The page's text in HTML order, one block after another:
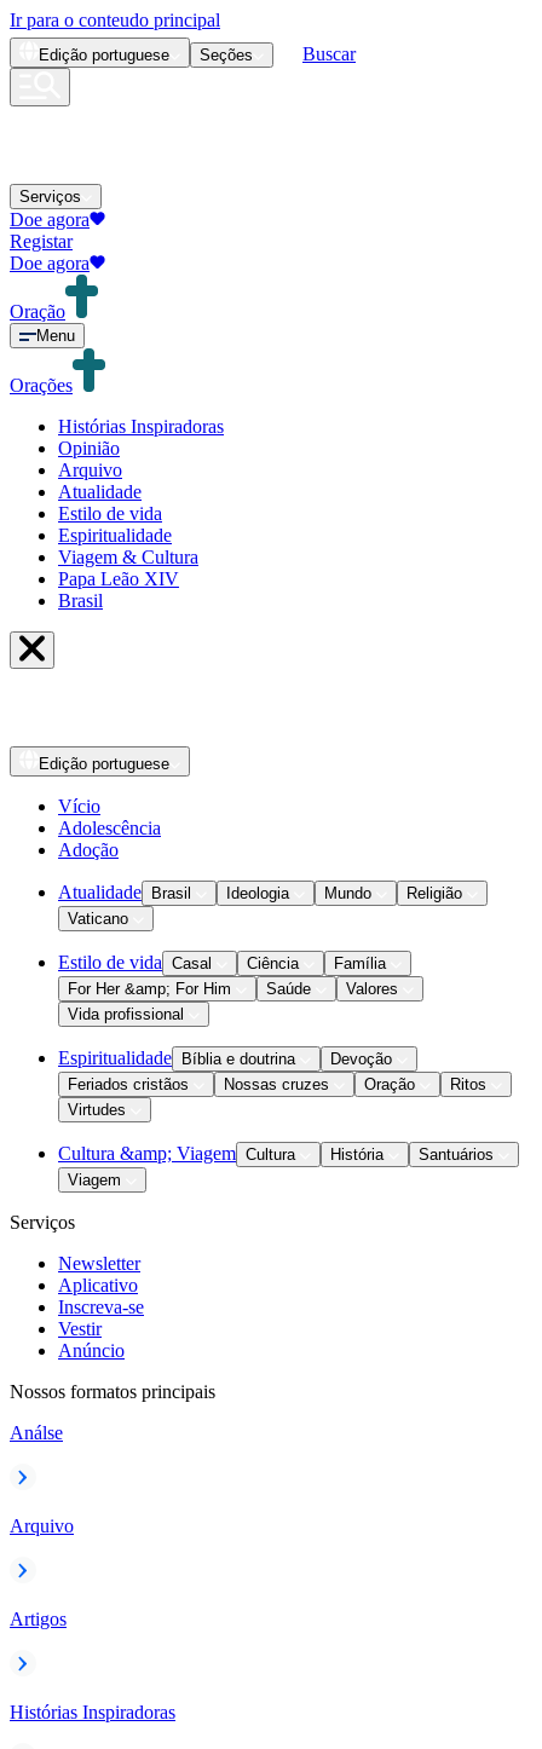
Ir para o conteudo principal
Edição portuguese Seções Buscar
Serviços
Doe agora
Registar
Doe agora
Oração
Menu
Orações
Histórias Inspiradoras
Opinião
Arquivo
Atualidade
Estilo de vida
Espiritualidade
Viagem & Cultura
Papa Leão XIV
Brasil
Edição portuguese
Vício
Adolescência
Adoção
Atualidade Brasil Ideologia Mundo
Religião
Vaticano
Estilo de vida Casal Ciência
Família
For Her &amp; For Him
Saúde
Valores
Vida profissional
Espiritualidade Bíblia e doutrina
Devoção
Feriados cristãos
Nossas cruzes Oração
Ritos
Virtudes
Cultura &amp; Viagem Cultura História
Santuários
Viagem
Serviços
Newsletter
Aplicativo
Inscreva-se
Vestir
Anúncio
Nossos formatos principais
Análse
Arquivo
Artigos
Histórias Inspiradoras